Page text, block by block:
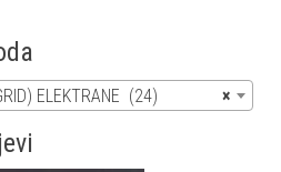
×
ELEKTRANE (24)